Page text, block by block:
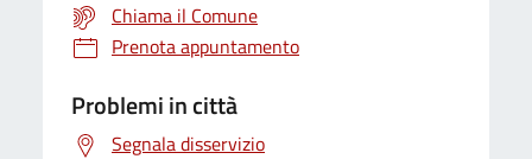
Chiama il Comune
Prenota appuntamento
Problemi in città
Segnala disservizio